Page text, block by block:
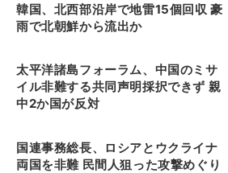
韓国、北西部沿岸で地雷15個回収 豪
雨で北朝鮮から流出か
太平洋諸島フォーラム、中国のミサ
イル非難する共同声明採択できず 親
中2か国が反対
国連事務総長、ロシアとウクライナ
両国を非難 民間人狙った攻撃めぐり